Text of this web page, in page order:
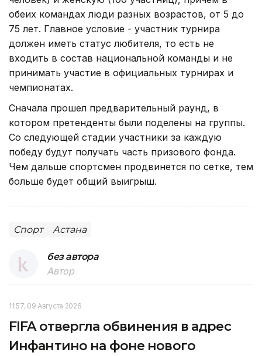
обеих командах люди разных возрастов, от 5 до
75 лет. Главное условие - участник турнира
должен иметь статус любителя, то есть не
входить в состав национальной команды и не
принимать участие в официальных турнирах и
чемпионатах.
Сначала прошел предварительный раунд, в
котором претенденты были поделены на группы.
Со следующей стадии участники за каждую
победу будут получать часть призового фонда.
Чем дальше спортсмен продвинется по сетке, тем
больше будет общий выигрыш.
Спорт Астана
без автора
Автор
11:57, 09 Августа 2026
FIFA отвергла обвинения в адрес
Инфантино на фоне нового